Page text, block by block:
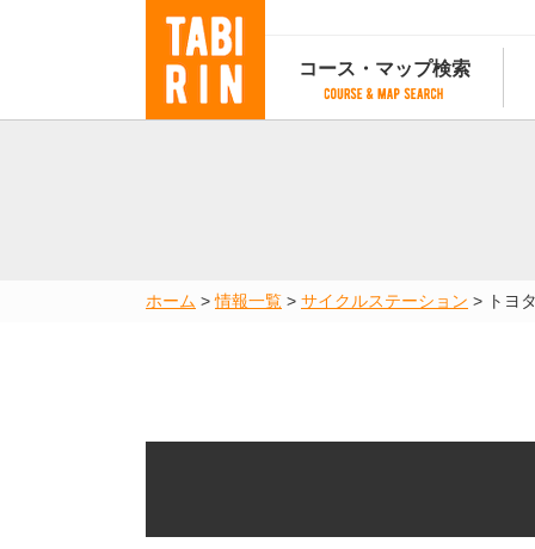
コース・マップ検索
地図から検索
都道
都道
ホーム >情報一覧 > サイクルステーション > トヨ